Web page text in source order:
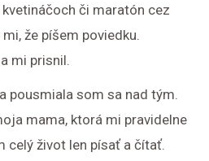
či maratón cez
že píšem poviedku.
mi prisnil.
pousmiala som sa nad tým.
mama, ktorá mi pravidelne
celý život len písať a čítať.